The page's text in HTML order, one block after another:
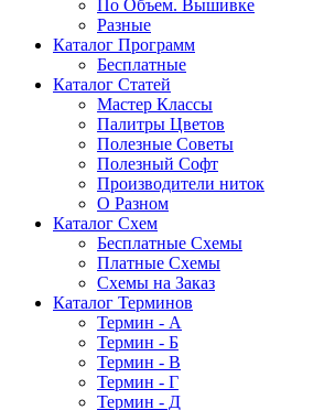
По Объем. Вышивке
Разные
Каталог Программ
Бесплатные
Каталог Статей
Мастер Классы
Палитры Цветов
Полезные Советы
Полезный Софт
Производители ниток
О Разном
Каталог Схем
Бесплатные Схемы
Платные Схемы
Схемы на Заказ
Каталог Терминов
Термин - А
Термин - Б
Термин - В
Термин - Г
Термин - Д